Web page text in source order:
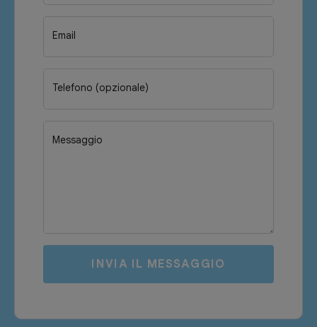
Email
Telefono (opzionale)
Messaggio
INVIA IL MESSAGGIO